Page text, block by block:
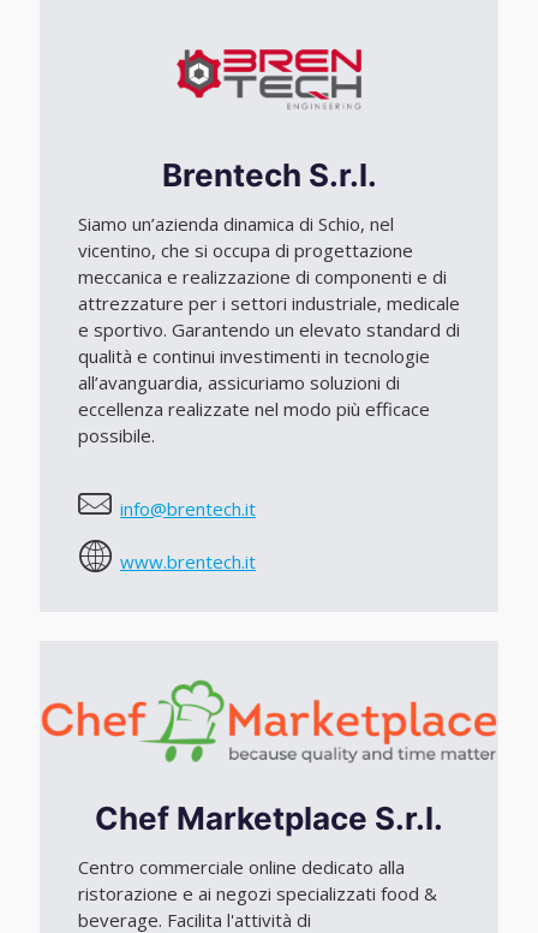
Brentech S.r.l.
Siamo un’azienda dinamica di Schio, nel
vicentino, che si occupa di progettazione
meccanica e realizzazione di componenti e di
attrezzature per i settori industriale, medicale
e sportivo. Garantendo un elevato standard di
qualità e continui investimenti in tecnologie
all’avanguardia, assicuriamo soluzioni di
eccellenza realizzate nel modo più efficace
possibile.
info@brentech.it
www.brentech.it
Chef Marketplace S.r.l.
Centro commerciale online dedicato alla
ristorazione e ai negozi specializzati food &
beverage. Facilita l'attività di